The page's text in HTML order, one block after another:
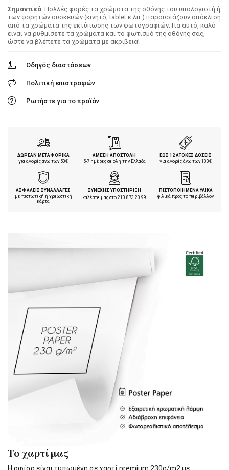
Σημαντικό: Πολλές φορές τα χρώματα της οθόνης του υπολογιστή ή
των φορητών συσκευών (κινητό, tablet κ.λπ.) παρουσιάζουν απόκλιση
από τα χρώματα της εκτύπωσης των φωτογραφιών. Για αυτό, καλό
είναι να ρυθμίσετε τα χρώματα και το φωτισμό της οθόνης σας,
ώστε να βλέπετε τα χρώματα με ακρίβεια!
Οδηγός διαστάσεων
Πολιτική επιστροφών
Ρωτήστε για το προϊόν
ΔΩΡΕΑΝ ΜΕΤΑΦΟΡΙΚΑ
για αγορές άνω των 50€
ΑΜΕΣΗ ΑΠΟΣΤΟΛΗ
5-7 ημέρες σε όλη την Ελλάδα
ΕΩΣ 12 ΑΤΟΚΕΣ ΔΟΣΕΙΣ
για αγορές άνω των 100€
ΑΣΦΑΛΕΙΣ ΣΥΝΑΛΛΑΓΕΣ
με πιστωτική ή χρεωστική
κάρτα
ΣΥΝΕΧΗΣ ΥΠΟΣΤΗΡΙΞΗ
καλέστε μας στο210.873.20.99
ΠΙΣΤΟΠΟΙΗΜΕΝΑ ΥΛΙΚΑ
φιλικά προς το περιβάλλον
Το χαρτί μας